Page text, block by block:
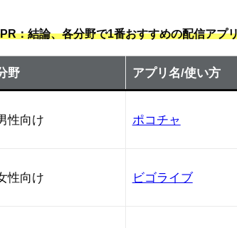
：結論、各分野で1番おすすめの配信アプ
野 アプリ名/使い方
性向け ポコチャ
性向け ビゴライブ